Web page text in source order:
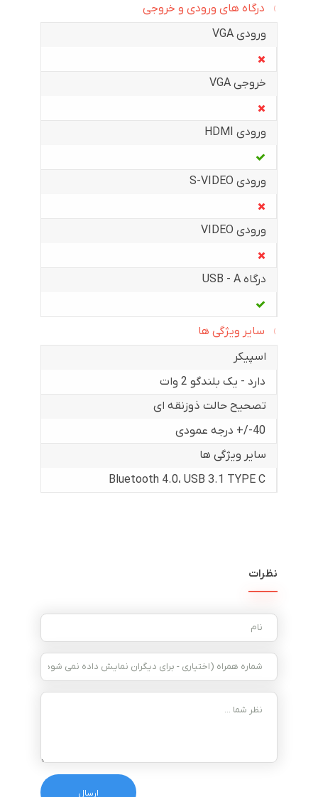
درگاه های ورودی و خروجی
ورودی VGA
خروجی VGA
ورودی HDMI
ورودی S-VIDEO
ورودی VIDEO
درگاه USB - A
سایر ویژگی ها
اسپیکر
دارد - یک بلندگو 2 وات
تصحیح حالت ذوزنقه ای
40-/+ درجه عمودی
سایر ویژگی ها
Bluetooth 4.0، USB 3.1 TYPE C
نظرات